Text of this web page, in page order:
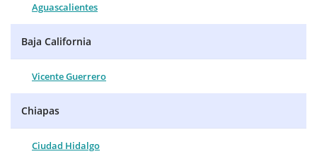
Aguascalientes
Baja California
Vicente Guerrero
Chiapas
Ciudad Hidalgo